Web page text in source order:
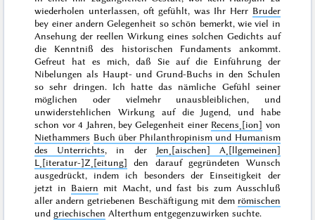
wiederholen unterlassen, oft gefühlt, was Ihr Herr Bruder
bey einer andern Gelegenheit so schön bemerkt, wie viel in
Ansehung der reellen Wirkung eines solchen Gedichts auf
die Kenntniß des historischen Fundaments ankommt.
Gefreut hat es mich, daß Sie auf die Einführung der
Nibelungen als Haupt- und Grund-Buchs in den Schulen
so sehr dringen. Ich hatte das nämliche Gefühl seiner
möglichen oder vielmehr unausbleiblichen, und
unwiderstehlichen Wirkung auf die Jugend, und habe
schon vor4 Jahren, bey Gelegenheit einer Recens˖[ion] von
Niethammers Buch über Philanthropinism und Humanism
des Unterrichts, in der Jen˖[aischen] A˖[llgemeinen]
L˖[iteratur-]Z˖[eitung] den darauf gegründeten Wunsch
ausgedrückt, indem ich besonders der Einseitigkeit der
jetzt in Baiern mit Macht, und fast bis zum Ausschluß
aller andern getriebenen Beschäftigung mit dem römischen
undgriechischen Alterthum entgegenzuwirken suchte.